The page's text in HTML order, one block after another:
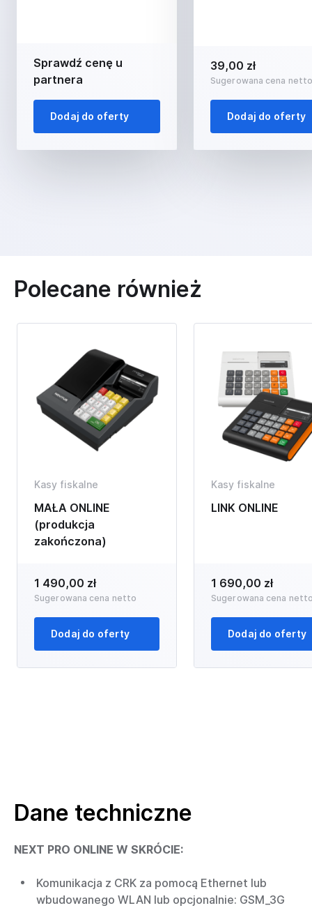
Sprawdź cenę u
partnera
Dodaj do oferty
39,00 zł
Sugerowana cena
Dodaj do oferty
Polecane również
Kasy fiskalne
MAŁA ONLINE
(produkcja
zakończona)
1 490,00 zł
Sugerowana cena netto
Dodaj do oferty
Kasy fiskalne
LINK ONLINE
1 690,00 zł
Sugerowana cena
Dodaj do oferty
Dane techniczne
NEXT PRO ONLINE W SKRÓCIE:
Komunikacja z CRK za pomocą Ethernet lub
wbudowanego WLAN lub opcjonalnie: GSM_3G